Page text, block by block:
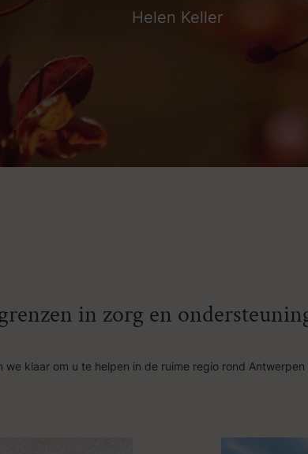
Helen Keller
in zorg en
klaar om u te helpen in de ruime regio rond Antwerpen